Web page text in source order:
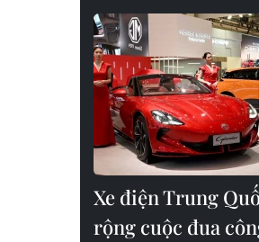
Xe điện Trung
rộng cuộc đua